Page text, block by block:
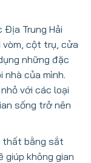
Trung Hải
cột trụ, cửa
những đặc
nhà của mình.
với các loại
sống trở nên
bằng sắt
giúp không gian